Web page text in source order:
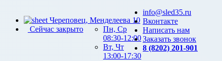
Череповец, Менделеева 10
Сейчас закрыто
Пн, Ср
08:30-12:00
Вт, Чт
13:00-17:30
info@sled35.ru
Вконтакте
Написать нам
Заказать звонок
8 (8202) 201-901